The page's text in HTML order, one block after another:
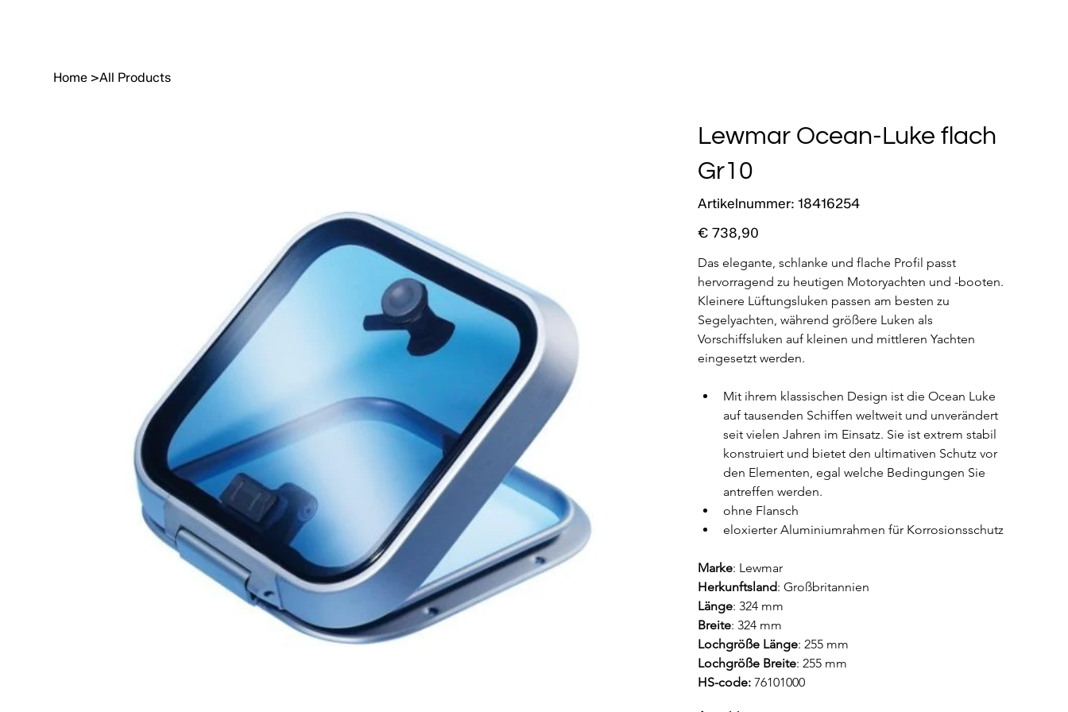
Home >All Products
Lewmar Ocean-Luke flach
Gr10
Artikelnummer: Artikelnummer:
18416254
18416254
Preis
€ 738,90
Das elegante, schlanke und flache Profil passt
hervorragend zu heutigen Motoryachten und -booten.
Kleinere Lüftungsluken passen am besten zu
Segelyachten, während größere Luken als
Vorschiffsluken auf kleinen und mittleren Yachten
eingesetzt werden.
Mit ihrem klassischen Design ist die Ocean Luke
auf tausenden Schiffen weltweit und unverändert
seit vielen Jahren im Einsatz. Sie ist extrem stabil
konstruiert und bietet den ultimativen Schutz vor
den Elementen, egal welche Bedingungen Sie
antreffen werden.
ohne Flansch
eloxierter Aluminiumrahmen für Korrosionsschutz
Marke: Lewmar
Herkunftsland: Großbritannien
Länge: 324 mm
Breite: 324 mm
Lochgröße Länge: 255 mm
Lochgröße Breite: 255 mm
HS-code: 76101000